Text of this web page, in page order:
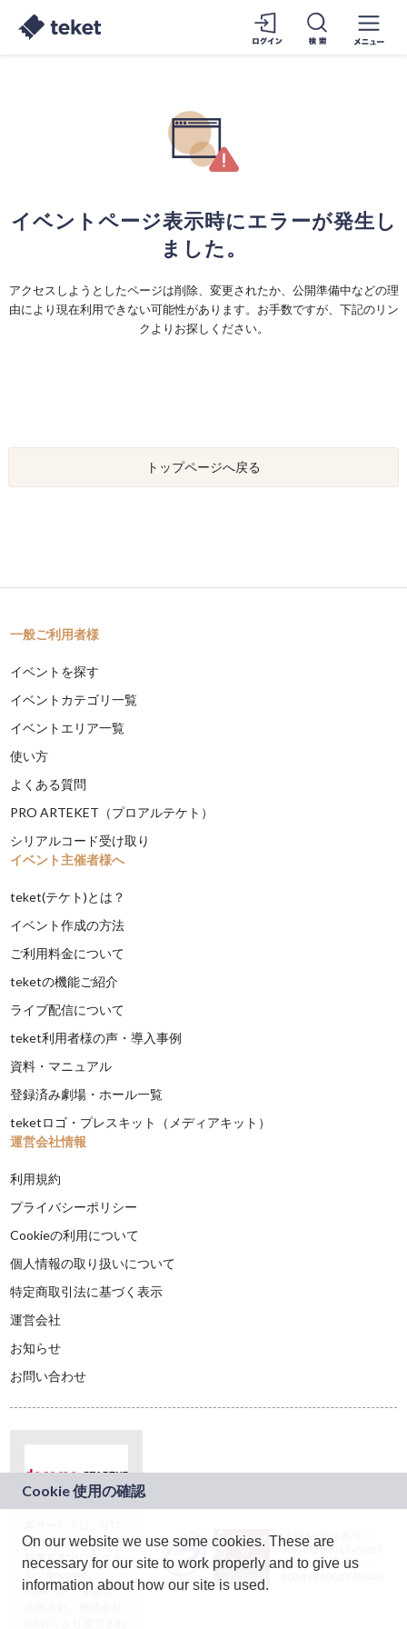
イベントページ表示時にエラーが発生し
ました。
アクセスしようとしたページは削除、変更されたか、公開準備中などの理
由により現在利用できない可能性があります。お手数ですが、下記のリン
クよりお探しください。
トップページへ戻る
一般ご利用者様
イベントを探す
イベントカテゴリ一覧
イベントエリア一覧
使い方
よくある質問
PRO ARTEKET（プロアルテケト）
シリアルコード受け取り
イベント主催者様へ
teket(テケト)とは？
イベント作成の方法
ご利用料金について
teketの機能ご紹介
ライブ配信について
teket利用者様の声・導入事例
資料・マニュアル
登録済み劇場・ホール一覧
teketロゴ・プレスキット（メディアキット）
運営会社情報
利用規約
プライバシーポリシー
Cookieの利用について
個人情報の取り扱いについて
特定商取引法に基づく表示
運営会社
お知らせ
お問い合わせ
ドコモグループの新
規事業創出プログラ
ム「docomo
STARTUP」を通じて
JASRAC許諾番号：
9024936001Y45037
JASRAC許諾番号：
On our website we use some cookies. These are
necessary for our site to work properly and to give us
information about how our site is used.